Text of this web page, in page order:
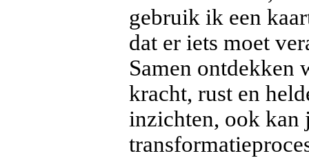
gebruik ik een
dat er iets moet
Samen ontdekken
kracht, rust en
inzichten, ook